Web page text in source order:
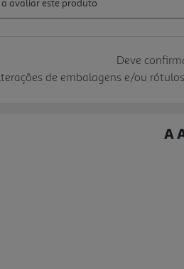
Deve
de embalagens e/ou
A